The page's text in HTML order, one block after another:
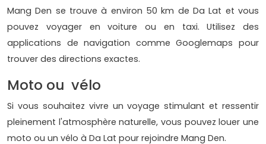
Mang Den se trouve à environ 50 km de Da Lat et vous
pouvez voyager en voiture ou en taxi. Utilisez des
applications de navigation comme Googlemaps pour
trouver des directions exactes.
Moto ou vélo
Si vous souhaitez vivre un voyage stimulant et ressentir
pleinement l'atmosphère naturelle, vous pouvez louer une
moto ou un vélo à Da Lat pour rejoindre Mang Den.